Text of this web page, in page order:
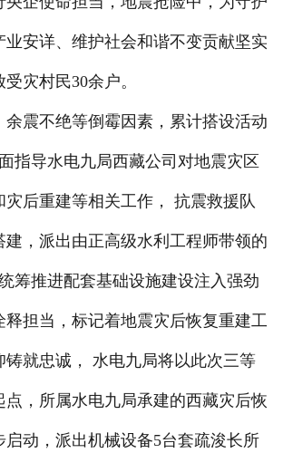
业安详、维护社会和谐不变贡献坚实
灾村民30余户。
余震不绝等倒霉因素，累计搭设活动
指导水电九局西藏公司对地震灾区
灾后重建等相关工作， 抗震救援队
建，派出由正高级水利工程师带领的
筹推进配套基础设施建设注入强劲
释担当，标记着地震灾后恢复重建工
铸就忠诚， 水电九局将以此次三等
点，所属水电九局承建的西藏灾后恢
启动，派出机械设备5台套疏浚长所